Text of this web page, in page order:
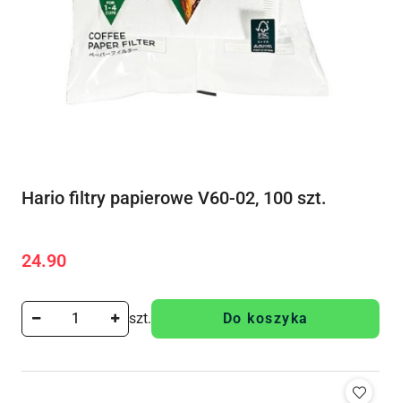
Hario filtry papierowe V60-02, 100 szt.
Cena:
24.90
szt. Do koszyka